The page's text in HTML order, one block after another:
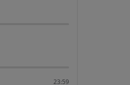
23:59